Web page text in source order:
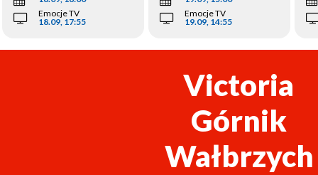
Emocje TV
18.09, 17:55
Emocje TV
19.09, 14:55
Victoria
Górnik
Wałbrzych